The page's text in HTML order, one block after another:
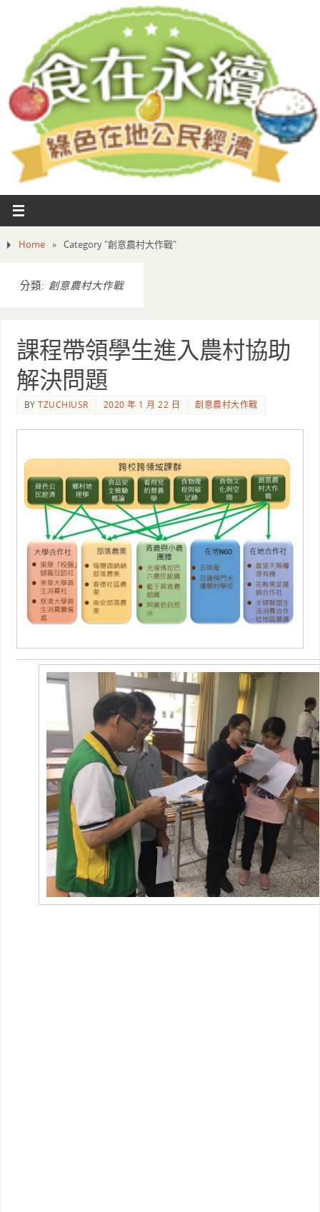
Home » Category "創意農村大作戰"
分類: 創意農村大作戰
課程帶領學生進入農村協助
解決問題
BYTZUCHIUSR 2020 年 1 月 22 日 創意農村大作戰